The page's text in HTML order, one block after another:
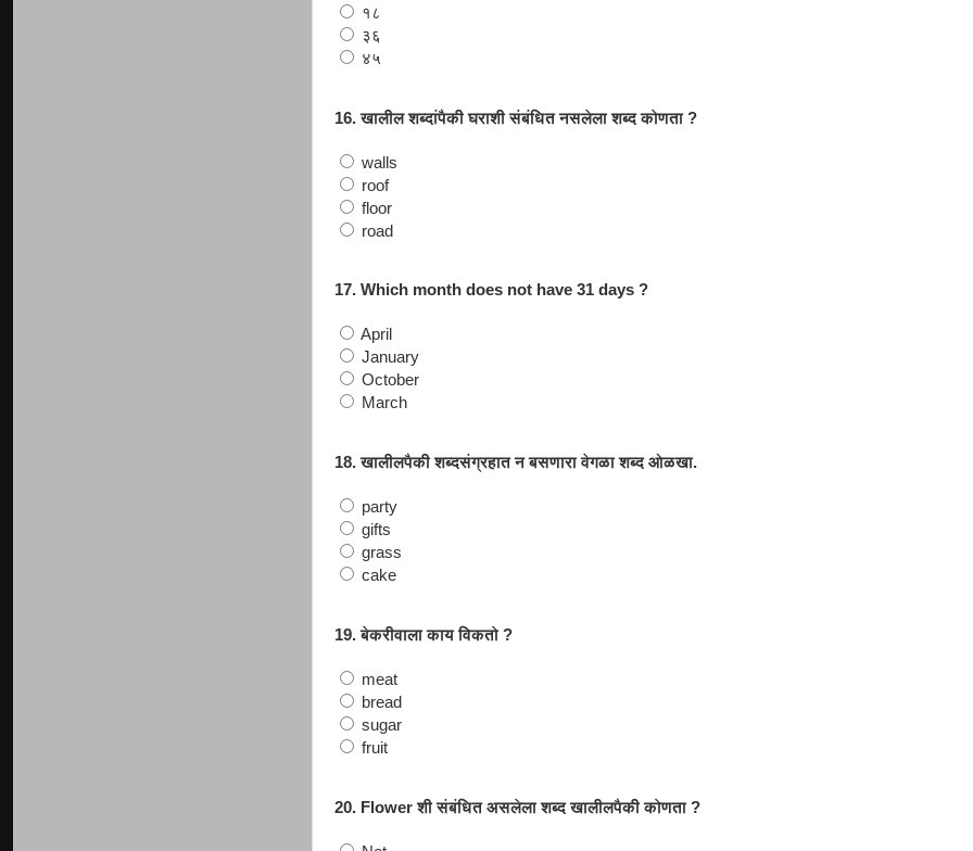
१८
३६
४५
16. खालील शब्दांपैकी घराशी संबंधित नसलेला शब्द कोणता ?
walls
roof
floor
road
17. Which month does not have 31 days ?
April
January
October
March
18. खालीलपैकी शब्दसंग्रहात न बसणारा वेगळा शब्द ओळखा.
party
gifts
grass
cake
19. बेकरीवाला काय विकतो ?
meat
bread
sugar
fruit
20. Flower शी संबंधित असलेला शब्द खालीलपैकी कोणता ?